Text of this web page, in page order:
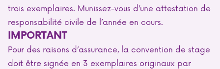
trois exemplaires. Munissez-vous d’une attestation de
responsabilité civile de l’année en cours.
IMPORTANT
Pour des raisons d’assurance, la convention de stage
doit être signée en 3 exemplaires originaux par